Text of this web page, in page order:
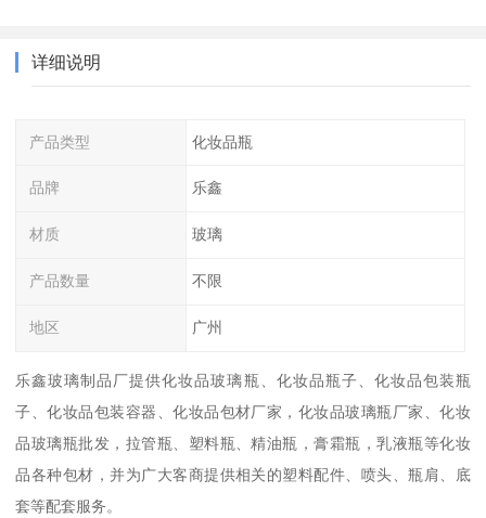
详细说明
产品类型 化妆品瓶
品牌 乐鑫
材质 玻璃
产品数量 不限
地区 广州
乐鑫玻璃制品厂提供化妆品玻璃瓶、化妆品瓶子、化妆品包装瓶
子、化妆品包装容器、化妆品包材厂家，化妆品玻璃瓶厂家、化妆
品玻璃瓶批发，拉管瓶、塑料瓶、精油瓶，膏霜瓶，乳液瓶等化妆
品各种包材，并为广大客商提供相关的塑料配件、喷头、瓶肩、底
套等配套服务。